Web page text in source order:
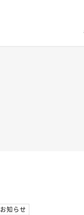
お知らせ